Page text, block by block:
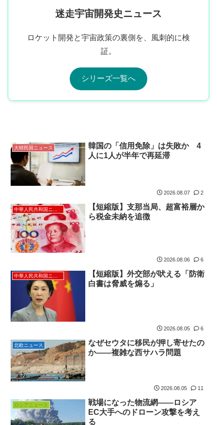
迷走宇宙開発史ニュース
ロケット開発と宇宙政策の裏側を、風刺的に検
証。
シリーズ一覧へ
大韓民国ニュース
韓国の「信用免除」は失敗か 4
人に1人が半年で再延滞
2026.08.07 2
【短縮版】支那当局、超富裕層か
ら税金未納を追徴
2026.08.06 6
中華人民共和国ニュース
【短縮版】外交部が吠える「防衛
白書は脅威を煽る」
2026.08.05 6
北欧ニュース
なぜセウタに移民が押し寄せたの
か――複雑な西サハラ問題
2026.08.05 11
ロシアニュース
戦場になった物流網――ロシア
EC大手へのドローン攻撃を考え
る